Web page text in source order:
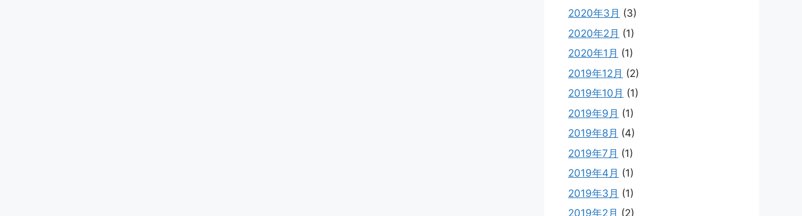
2020年3月 (3)
2020年2月 (1)
2020年1月 (1)
2019年12月 (2)
2019年10月 (1)
2019年9月 (1)
2019年8月 (4)
2019年7月 (1)
2019年4月 (1)
2019年3月 (1)
2019年2月 (2)